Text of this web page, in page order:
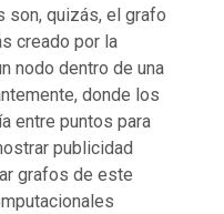
son, quizás, el grafo
creado por la
nodo dentro de una
donde los
entre puntos para
publicidad
grafos de este